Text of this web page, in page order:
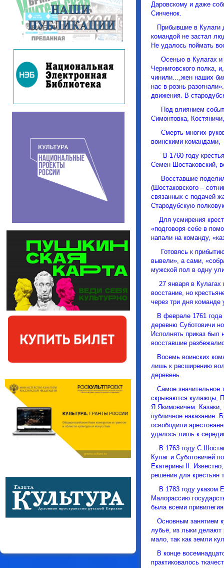
Даровскому и даже
Синченок.
Прибывшие в Кулаги
командой не застал
Не удалось поймать
Осенью в Кулагах и
Черниговского полка,
чинили…,жен наших
нас в рознь
движения. В
Под влиянием
Симонтовка,
Смерть многих
воинскими
В 1760 году
Семен Шостаковский,
Восставшие
(Шостаковского –
связанных с подачей
Стародубскую
Для усмирения
«подговоря себе в
напали на команду,
Готовясь к прибытию
вывели», а сами,
мужской пол в одну
27 января в Кулагах
восстание, но
через три дня команде
В феврале 1761 года
деревню Суботовичи
Исполнять приказ был
восставшие
Восемь воинских
лишь к расширению
деревень.
Самое значительное
скрываются кулажцы,
Я.Якимовичем. Казаки,
публичное наказание.
освободили
удалось лишь к
В 1763 году
Кулаг и Суботовичей
Екатерины II.
решения для крестьян
В 1783 году указом
Малорассию
была всеми
Основным занятием
лубьё, из лыки делают
мало, так как земли
В конце
практиковалось